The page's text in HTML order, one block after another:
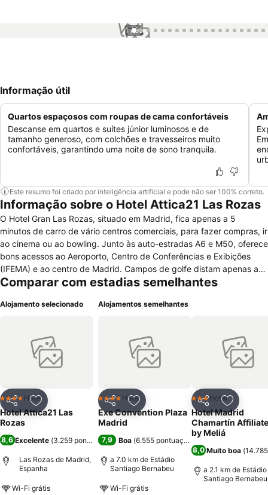
1 / 99
Informação útil
Quartos espaçosos com roupas de cama confortáveis
Descanse em quartos e suítes júnior luminosos e de
tamanho generoso, com colchões e travesseiros muito
confortáveis, garantindo uma noite de sono tranquila.
Este resumo foi criado por inteligência artificial e pode não ser 100% correto.
Informação sobre o Hotel Attica21 Las Rozas
O Hotel Gran Las Rozas, situado em Madrid, fica apenas a 5
minutos de carro de vário centros comerciais, para fazer compras, ir
ao cinema ou ao bowling. Junto às auto-estradas A6 e M50, oferece
bons acessos ao Aeroporto, Centro de Conferências e Exibições
(IFEMA) e ao centro de Madrid. Campos de golfe distam apenas a
10 minutos e encontram-se Escorial, Navacerrada e Segóvia. O
devidamente assinaladas. O Hotel tem cafetaria e restaurante,
pago),serviço de Amas, bar, centro financeiro, cofre, elevador,
estacionamento, jardim infantil, lavandaria, recepção 24 horas, salas
de conferências e de banquetes, serviço de quartos e terraço.
está habilitado para receber e alojar deficientes motores. O Hotel
tem 90 quartos standard (simples e duplos) e 3 suites júnior, que
incluem acesso wi-fi, aquecedor, ar condicionado, quarto de banho
com chuveiro, tv satélite, cofre, janelas isolantes e com abertura,
mesa de escritório, secador e telefone.
Comparar com estadias semelhantes
Alojamento selecionado
PartilharAdicionar aos favoritos
4 EstrelasHotel
Hotel Attica21 Las
Rozas
8,6 Excelente (3.259 pontuações )
Las Rozas de Madrid,
Espanha
Wi-Fi grátis
Alojamentos semelhantes
PartilharAdicionar aos favoritos
4 EstrelasHotel
Exe Convention Plaza
Madrid
7,9 Boa (6.555 pontuações )
a 7.0 km de Estádio
Santiago Bernabeu
Wi-Fi grátis
Partilhar
3 Estrelas
Hotel
Hotel Madrid
Chamartín
by Meliá
8,0 Muito boa (
a 2.1 km de Estádio
Santiago Bernabeu